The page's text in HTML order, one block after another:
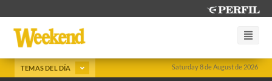
Saturday 8 de August de 2026
TEMAS DEL DÍA